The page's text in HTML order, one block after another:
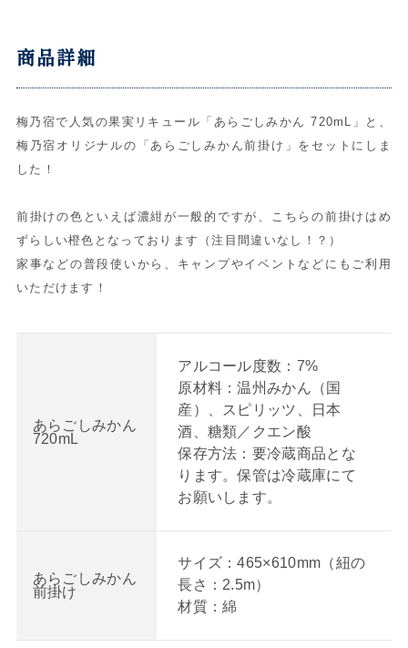
商品詳細
梅乃宿で人気の果実リキュール「あらごしみかん 720mL」と、
梅乃宿オリジナルの「あらごしみかん前掛け」をセットにしま
した！
前掛けの色といえば濃紺が一般的ですが、こちらの前掛けはめ
ずらしい橙色となっております（注目間違いなし！？）
家事などの普段使いから、キャンプやイベントなどにもご利用
いただけます！
あらごしみかん
720mL
アルコール度数：7%
原材料：温州みかん（国
産）、スピリッツ、日本
酒、糖類／クエン酸
保存方法：要冷蔵商品とな
ります。保管は冷蔵庫にて
お願いします。
あらごしみかん
前掛け
サイズ：465×610mm（紐の
長さ：2.5m）
材質：綿